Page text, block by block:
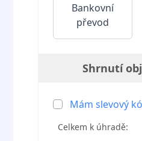
Bankovní
převod
Shrnutí
Mám slevový
Celkem k úhradě: